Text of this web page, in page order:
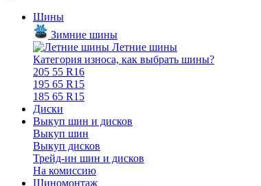
Шины
Зимние шины
Летние шины
Категория износа, как выбрать шины?
205 55 R16
195 65 R15
185 65 R15
Диски
Выкуп шин и дисков
Выкуп шин
Выкуп дисков
Трейд-ин шин и дисков
На комиссию
Шиномонтаж